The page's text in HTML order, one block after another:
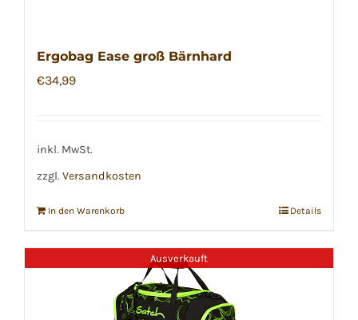
Ergobag Ease groß Bärnhard
€34,99
inkl. MwSt.
zzgl. Versandkosten
In den Warenkorb Details
Ausverkauft